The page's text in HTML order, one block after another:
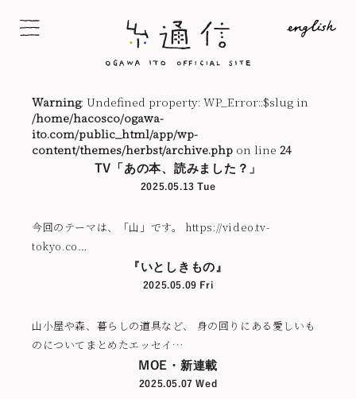
Warning: Undefined property: WP_Error::$slug in
/home/hacosco/ogawa-
ito.com/public_html/app/wp-
content/themes/herbst/archive.phpon line 24
TV「あの本、読みました？」
2025.05.13 Tue
今回のテーマは、「山」です。 https://video.tv-
tokyo.co…
『いとしきもの』
2025.05.09 Fri
山小屋や森、暮らしの道具など、 身の回りにある愛しいも
のについてまとめたエッセイ…
MOE・新連載
2025.05.07 Wed